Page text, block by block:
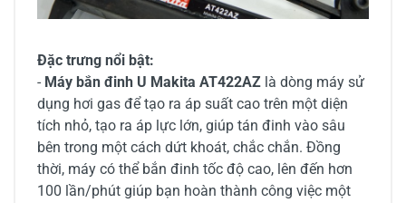
Đặc trưng nổi bật:
- Máy bắn đinh U Makita AT422AZ là dòng máy sử
dụng hơi gas để tạo ra áp suất cao trên một diện
tích nhỏ, tạo ra áp lực lớn, giúp tán đinh vào sâu
bên trong một cách dứt khoát, chắc chắn. Đồng
thời, máy có thể bắn đinh tốc độ cao, lên đến hơn
100 lần/phút giúp bạn hoàn thành công việc một